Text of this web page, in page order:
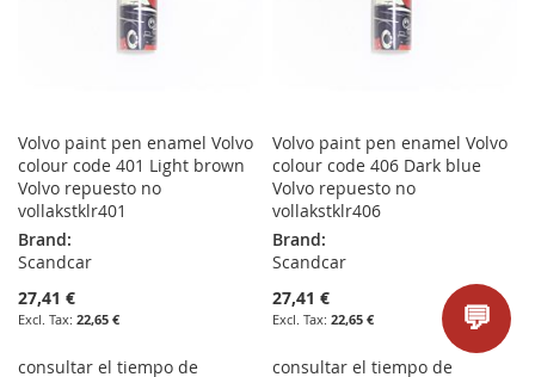
Volvo paint pen enamel Volvo
colour code 401 Light brown
Volvo repuesto no
vollakstklr401
Brand:
Scandcar
27,41 €
22,65 €
consultar el tiempo de
Volvo paint pen enamel Volvo
colour code 406 Dark blue
Volvo repuesto no
vollakstklr406
Brand:
Scandcar
27,41 €
22,65 €
consultar el tiempo de
💬